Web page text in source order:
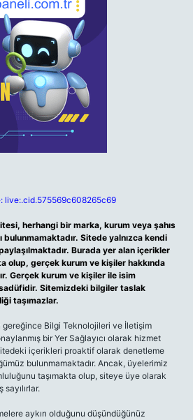
live:.cid.575569c608265c69
herhangi bir marka, kurum veya şahıs
bulunmamaktadır. Sitede yalnızca kendi
Burada yer alan içerikler
olup, gerçek kurum ve kişiler hakkında
Gerçek kurum ve kişiler ile isim
Sitemizdeki bilgiler taslak
taşımazlar.
gereğince Bilgi Teknolojileri ve İletişim
bir Yer Sağlayıcı olarak hizmet
içerikleri proaktif olarak denetleme
bulunmamaktadır. Ancak, üyelerimiz
taşımakta olup, siteye üye olarak
aykırı olduğunu düşündüğünüz